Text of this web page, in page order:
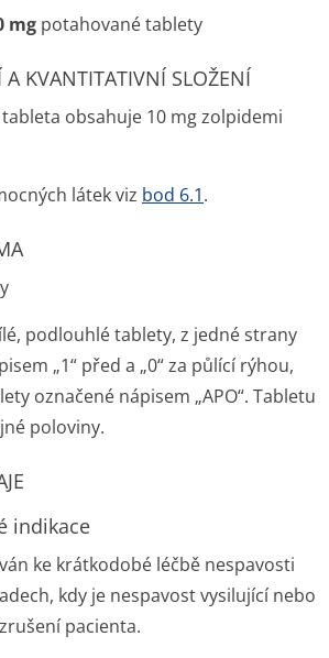
mg potahované tablety
A KVANTITATIVNÍ SLOŽENÍ
obsahuje 10 mg zolpidemi
látek viz bod 6.1.
podlouhlé tablety, z jedné strany
„1“ před a „0“ za půlící rýhou,
označené nápisem „APO“. Tabletu
poloviny.
indikace
ke krátkodobé léčbě nespavosti
kdy je nespavost vysilující nebo
pacienta.